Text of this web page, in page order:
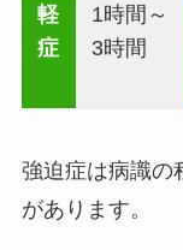
軽
症
1時間～
3時間
強迫症は病識の
があります。